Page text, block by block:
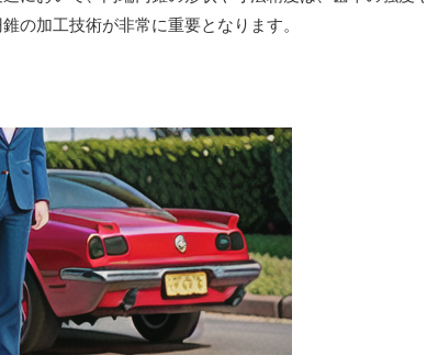
の加工技術が非常に重要となります。